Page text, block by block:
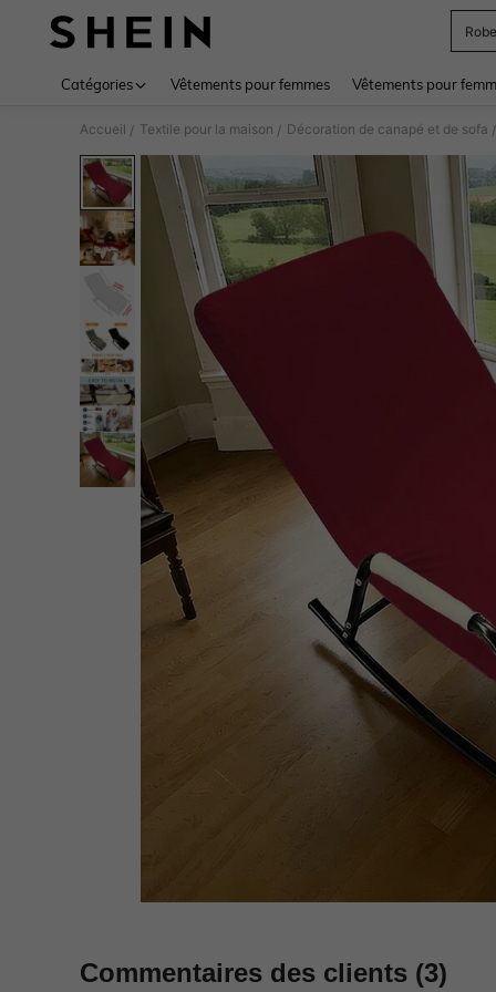
Robe
Catégories Vêtements pour femmes Vêtements pour
Accueil / Textile pour la maison / Décoration de canapé et de sofa /
Commentaires des clients (3)